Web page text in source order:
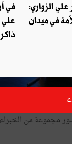
والذي يلتئم
مجموعة من الخبراء
الزواري:
في ميدان
في
علي